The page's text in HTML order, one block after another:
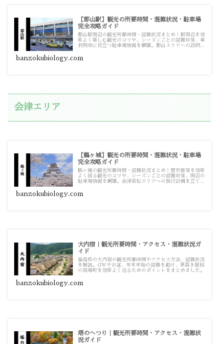
【郡山駅】観光の所要時間・混雑状況・駐車場
完全攻略ガイド
郡山駅周辺の観光所要時間・混雑状況まとめ！駅周辺を効
率よく楽しむ観光のコツや、シーズンごとの混雑対策、車
利用時に役立つ駐車場情報を網羅。郡山エリアへの訪問計
banzokubiology.com
会津エリア
【鶴ヶ城】観光の所要時間・混雑状況・駐車場
完全攻略ガイド
鶴ヶ城の観光所要時間・混雑状況まとめ！歴史散策を効率
よく回る観光のコツや、シーズンごとの混雑対策、周辺の
駐車場情報を網羅。会津若松エリアへの旅行計画を立てる
banzokubiology.com
大内宿｜観光所要時間・アクセス・混雑状況ガ
イド
福島県の大内宿の観光所要時間やアクセス方法、混雑状況
を解説。GWやお盆、年末年始の混雑を避け、茅葺き屋根
の宿場町を効率よく巡るためのポイントをまとめました。
banzokubiology.com
塔のへつり｜観光所要時間・アクセス・混雑状
況ガイド